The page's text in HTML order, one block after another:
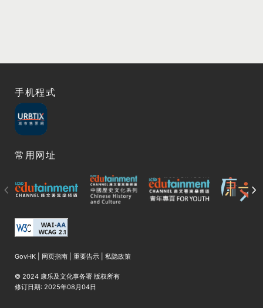
手机程式
常用网址
GovHK 网页指南 重要告示 私隐政策
© 2024 康乐及文化事务署 版权所有
修订日期: 2025年08月04日